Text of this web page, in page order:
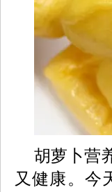
胡萝卜营
又健康。今